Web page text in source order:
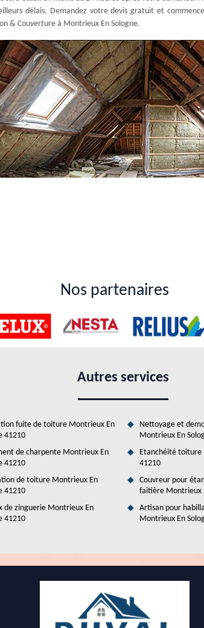
délais. Demandez votre devis gratuit et
& Couverture à Montrieux En Sologne.
Nous nous engageons à vous fournir des
à votre budget. Grâce à notre savoir-faire, vous pouvez
& Couverture pour l'isolation
sont très difficiles à effectuer, nous vous invitons à
avantageux et accessibles à toutes les bourses. Si vous
avec Duval Rénovation &
Nos partenaires
Autres services
fuite de toiture Montrieux En
41210
de charpente Montrieux En
41210
de toiture Montrieux En
41210
de zinguerie Montrieux En
41210
Nettoyage et
Montrieux En
Etanchéité toiture
41210
Couvreur pour
faitière Montrieux
Artisan pour
Montrieux En